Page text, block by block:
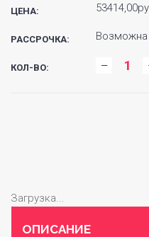
ЦЕНА:
РАССРОЧКА: Возможна
КОЛ-ВО:
Загрузка...
ОПИСАНИЕ